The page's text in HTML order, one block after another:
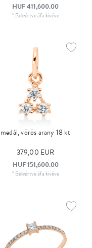
HUF 411,600.00
* Beleértve áfa kivéve
medál, vörös arany 18 kt
379,00 EUR
HUF 151,600.00
* Beleértve áfa kivéve